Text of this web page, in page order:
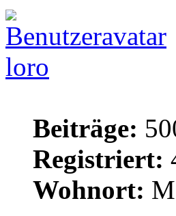
loro
Beiträge:
Registriert:
Wohnort: